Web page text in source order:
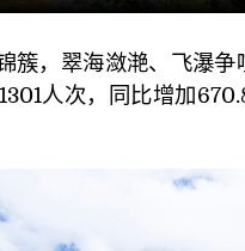
翠海潋滟、飞瀑争
人次，同比增加